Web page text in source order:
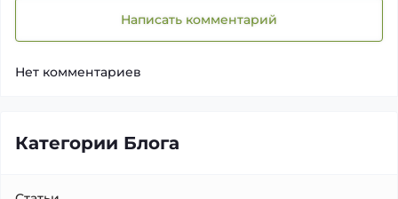
Написать комментарий
Нет комментариев
Категории Блога